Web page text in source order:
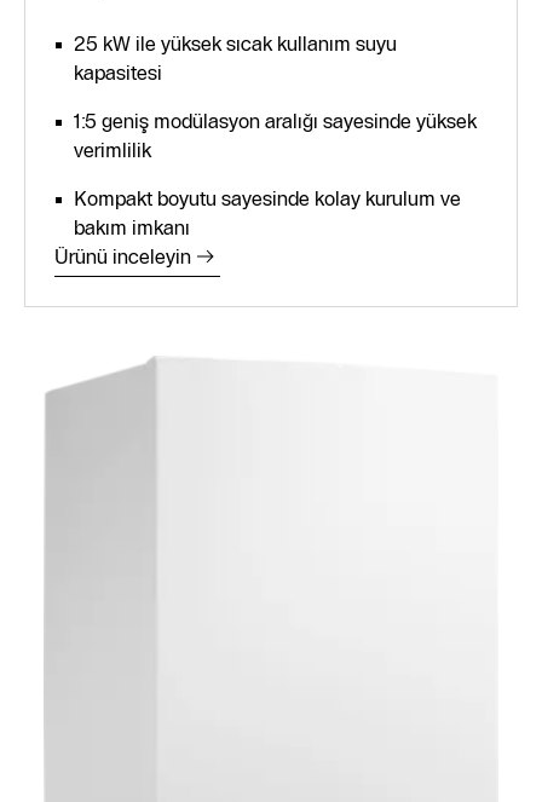
25 kW ile yüksek sıcak kullanım suyu
kapasitesi
1:5 geniş modülasyon aralığı sayesinde yüksek
verimlilik
Kompakt boyutu sayesinde kolay kurulum ve
bakım imkanı
Ürünü inceleyin